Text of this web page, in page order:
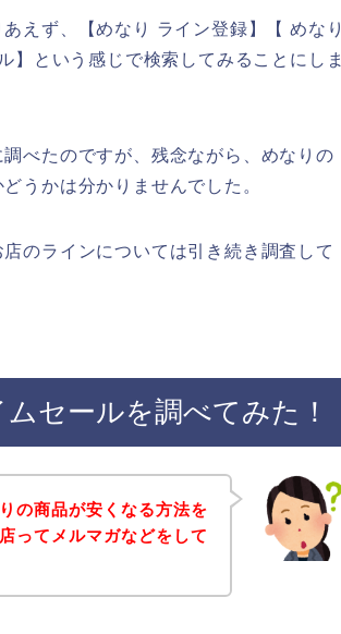
えず、【めなり ライン登録】【 めなり
】という感じで検索してみることにしま
べたのですが、残念ながら、めなりの
うかは分かりませんでした。
のラインについては引き続き調査して
セールを調べてみた！
の商品が安くなる方法を
ってメルマガなどをして